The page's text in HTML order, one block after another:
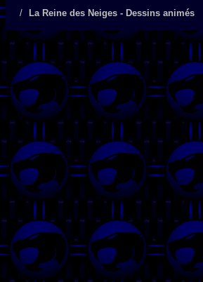
La Reine des Neiges - Dessins animés